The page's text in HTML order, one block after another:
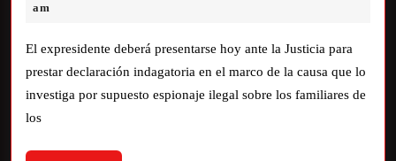
am
El expresidente deberá presentarse hoy ante la Justicia para
prestar declaración indagatoria en el marco de la causa que lo
investiga por supuesto espionaje ilegal sobre los familiares de
los